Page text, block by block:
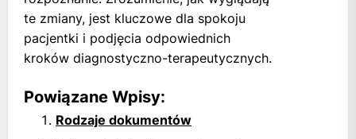
te zmiany, jest kluczowe dla spokoju
pacjentki i podjęcia odpowiednich
kroków diagnostyczno-terapeutycznych.
Powiązane Wpisy:
Rodzaje dokumentów